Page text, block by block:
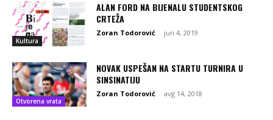
Kultura
ALAN FORD NA BIJENALU STUDENTSKOG
CRTEŽA
Zoran Todorović - jun 4, 2019
Otvorena vrata
NOVAK USPEŠAN NA STARTU TURNIRA U
SINSINATIJU
Zoran Todorović - avg 14, 2018